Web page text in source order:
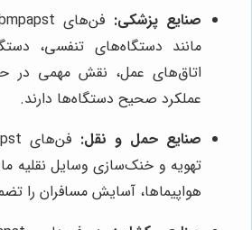
صنایع پزشکی:
مانند دستگاه‌های تنفسی،
اتاق‌های عمل، نقش مهمی در
عملکرد صحیح دستگاه‌ها دارند.
صنایع حمل و نقل:
تهویه و خنک‌سازی وسایل نقلیه
هواپیماها، آسایش مسافران را